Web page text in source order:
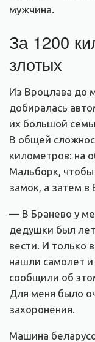
мужчина.
За 1200
злотых
Из Вроцлава до
добиралась
их большой
В общей
километров: на
Мальборк,
замок, а затем в
— В Бранево у
дедушки был
вести. И только
нашли самолет и
сообщили об
Для меня было
захоронения.
Машина